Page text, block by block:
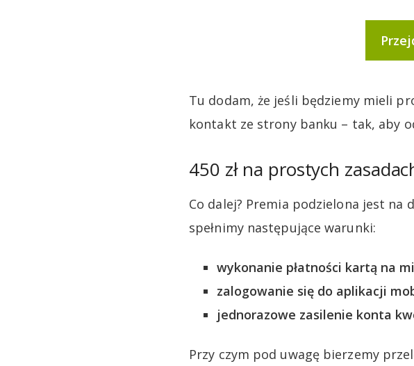
Tu dodam, że jeśli będziemy mieli
kontakt ze strony banku – tak, aby
450 zł na prostych
Co dalej? Premia podzielona jest na
spełnimy następujące warunki:
wykonanie płatności kartą na
zalogowanie się do aplikacji
jednorazowe zasilenie konta
Przy czym pod uwagę bierzemy